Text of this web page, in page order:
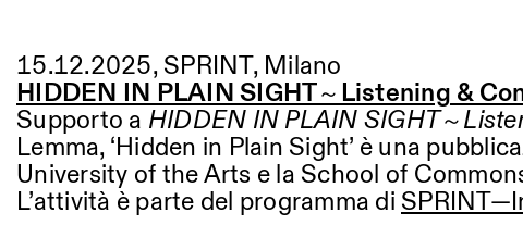
Library
Jobs
Other Activities
NEWSLETTER
15.12.2025, SPRINT, Milano
HIDDEN IN PLAIN SIGHT～Listening &
Supporto a HIDDEN IN PLAIN SIGHT～
Lemma, ‘Hidden in Plain Sight’ è una
University of the Arts e la School of
L’attività è parte del programma di